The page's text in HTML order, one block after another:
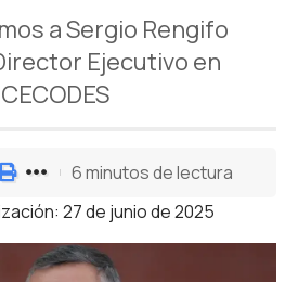
a Sergio Rengifo
Ejecutivo en
CECODES
27 de junio de 2025
6 minutos de lectura